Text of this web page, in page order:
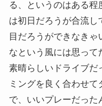
る、というのはある
は初日だろうが合流し
目だろうができなき
なという風には思って
素晴らしいドライブだ
ミングを良く合わせ
で、いいプレーだった